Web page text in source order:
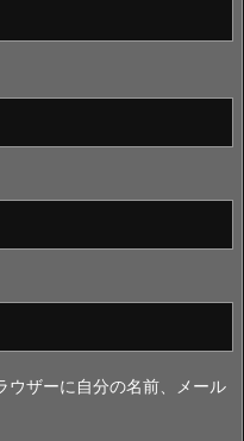
ウザーに自分の名前、メール